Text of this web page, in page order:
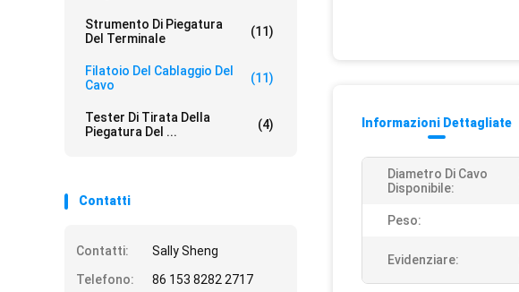
Strumento Di Piegatura
Del Terminale
(11)
Filatoio Del Cablaggio Del
Cavo
(11)
Tester Di Tirata Della
Piegatura Del ...
(4)
Contatti
Contatti:
Sally Sheng
Telefono:
86 153 8282 2717
Informazioni Dettagliate
Diametro Di Cavo
Disponibile:
Peso:
Evidenziare: